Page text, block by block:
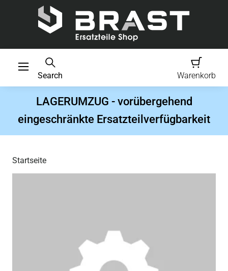
Search Warenkorb
LAGERUMZUG - vorübergehend
eingeschränkte Ersatzteilverfügbarkeit
Startseite